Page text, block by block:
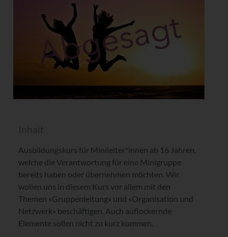
Inhalt
Ausbildungskurs für Minileiter*innen ab 16 Jahren,
welche die Verantwortung für eine Minigruppe
bereits haben oder übernehmen möchten. Wir
wollen uns in diesem Kurs vor allem mit den
Themen «Gruppenleitung» und «Organisation und
Netzwerk» beschäftigen. Auch auflockernde
Elemente sollen nicht zu kurz kommen.